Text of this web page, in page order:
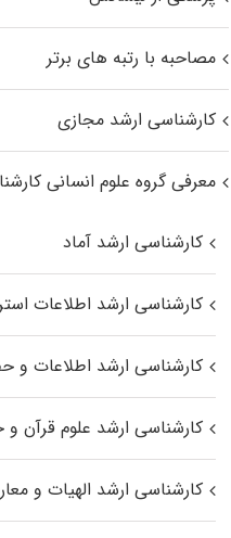
مصاحبه با رتبه های برتر
کارشناسی ارشد مجازی
معرفی گروه علوم انسانی
کارشناسی ارشد آماد
کارشناسی ارشد اطلاعات
کارشناسی ارشد اطلاعات و
کارشناسی ارشد علوم قرآن
کارشناسی ارشد الهیات و